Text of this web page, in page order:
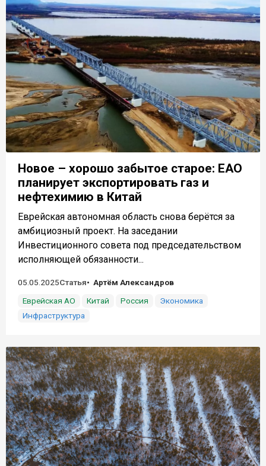
Новое – хорошо забытое старое: ЕАО
планирует экспортировать газ и
нефтехимию в Китай
Еврейская автономная область снова берётся за
амбициозный проект. На заседании
Инвестиционного совета под председательством
исполняющей обязанности...
05.05.2025Статья
Артём Александров
Еврейская АО
Китай Россия
Экономика
Инфраструктура